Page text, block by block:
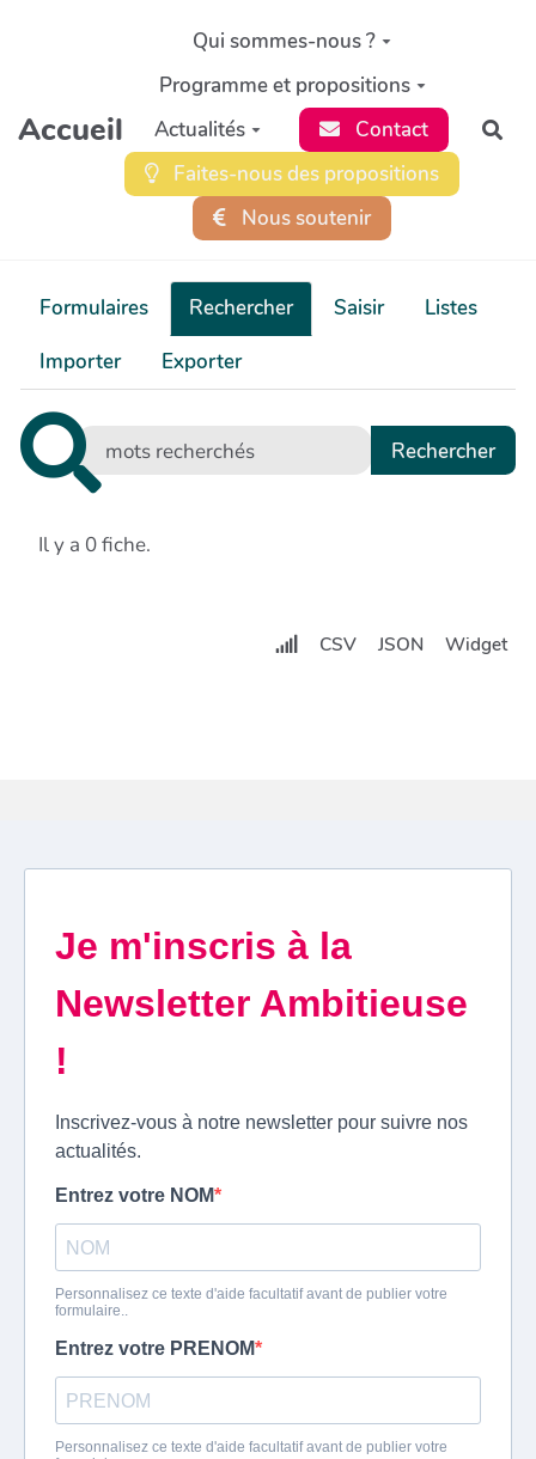
Aller au contenu principal
Accueil
Qui sommes-nous ?
Programme et propositions
Actualités
Contact
Faites-nous des propositions
Nous soutenir
Formulaires Rechercher Saisir
Listes
Importer
Exporter
Il y a 0 fiche.
CSV JSON Widget